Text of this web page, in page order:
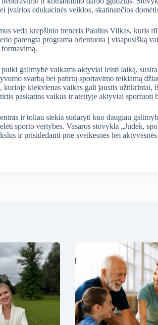
įvairios edukacinės veiklos, skatinančios
veda krepšinio treneris Paulius Vilkas, kuris
parengta programa orientuota į visapusišką
puiki galimybė vaikams aktyviai leisti laiką,
svarbą bei patirtų sportavimo teikiamą
kurioje kiekvienas vaikas gali jaustis užtikrintai,
paskatins vaikus ir ateityje aktyviai sportuoti
ir toliau siekia sudaryti kuo daugiau
sporto vertybes. Vasaros stovykla „Judėk,
ir prisidedanti prie sveikesnės bei